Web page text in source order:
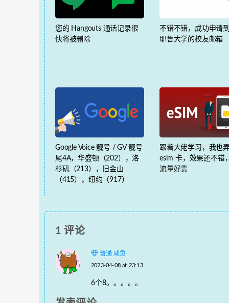
您的 Hangouts 通话记录很
快将被删除
不错不错，成功申请
耶鲁大学的校友邮箱
Google Voice 靓号 / GV 靓号
尾4A，华盛顿（202），洛
杉矶（213），旧金山
（415），纽约（917）
跟着大佬学习，我也
esim 卡，效果还不错
流量好贵
1 评论
普通 咸鱼
2023-04-08 at 23:13
6个8。。。。。